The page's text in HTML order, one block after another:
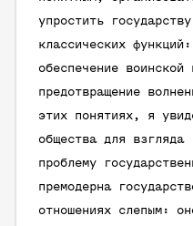
упростить
классических
обеспечение воинской
предотвращение
этих понятиях, я
общества для взгляда
проблему
премодерна
отношениях слепым: